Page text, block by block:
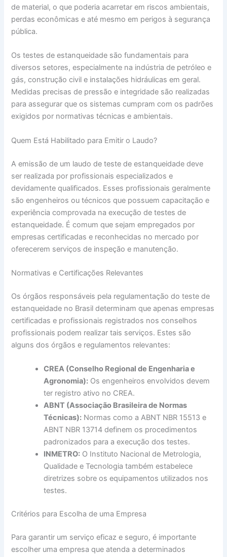
de material, o que poderia acarretar em riscos ambientais,
perdas econômicas e até mesmo em perigos à segurança
pública.
Os testes de estanqueidade são fundamentais para
diversos setores, especialmente na indústria de petróleo e
gás, construção civil e instalações hidráulicas em geral.
Medidas precisas de pressão e integridade são realizadas
para assegurar que os sistemas cumpram com os padrões
exigidos por normativas técnicas e ambientais.
Quem Está Habilitado para Emitir o Laudo?
A emissão de um laudo de teste de estanqueidade deve
ser realizada por profissionais especializados e
devidamente qualificados. Esses profissionais geralmente
são engenheiros ou técnicos que possuem capacitação e
experiência comprovada na execução de testes de
estanqueidade. É comum que sejam empregados por
empresas certificadas e reconhecidas no mercado por
oferecerem serviços de inspeção e manutenção.
Normativas e Certificações Relevantes
Os órgãos responsáveis pela regulamentação do teste de
estanqueidade no Brasil determinam que apenas empresas
certificadas e profissionais registrados nos conselhos
profissionais podem realizar tais serviços. Estes são
alguns dos órgãos e regulamentos relevantes:
CREA (Conselho Regional de Engenharia e
Agronomia): Os engenheiros envolvidos devem
ter registro ativo no CREA.
ABNT (Associação Brasileira de Normas
Técnicas): Normas como a ABNT NBR 15513 e
ABNT NBR 13714 definem os procedimentos
padronizados para a execução dos testes.
INMETRO: O Instituto Nacional de Metrologia,
Qualidade e Tecnologia também estabelece
diretrizes sobre os equipamentos utilizados nos
testes.
Critérios para Escolha de uma Empresa
Para garantir um serviço eficaz e seguro, é importante
escolher uma empresa que atenda a determinados